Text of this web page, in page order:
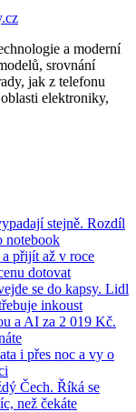
a moderní
srovnání
jak z telefonu
elektroniky,
stejně. Rozdíl
notebook
přijít až v roce
dotovat
se do kapsy. Lidl
inkoust
a AI za 2 019 Kč.
i přes noc a vy o
Čech. Říká se
než čekáte